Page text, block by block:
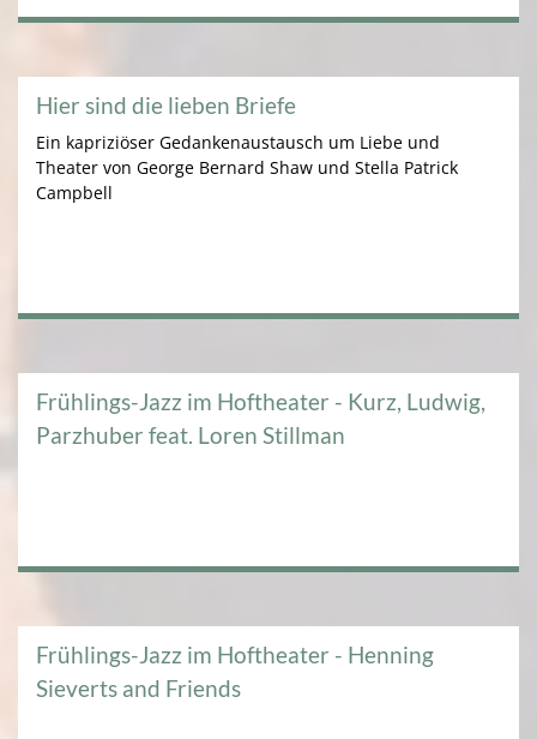
Frühlings-Jazz im Hoftheater - Henning
Sieverts and Friends
Frühlings-Jazz im Hoftheater - Kurz, Ludwig,
Parzhuber feat. Loren Stillman
Hier sind die lieben Briefe
Ein kapriziöser Gedankenaustausch um Liebe und
Theater von George Bernard Shaw und Stella Patrick
Campbell